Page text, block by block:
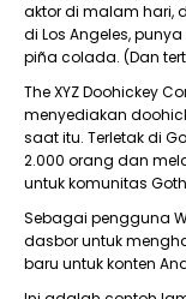
aktor di malam hari,
di Los Angeles,
piña colada. (Dan
The XYZ Doohickey
menyediakan
saat itu. Terletak di
2.000 orang dan
untuk komunitas
Sebagai pengguna
dasbor untuk
baru untuk konten